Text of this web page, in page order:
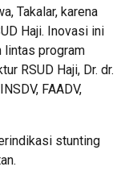
Takalar, karena
Haji. Inovasi ini
lintas program
RSUD Haji, Dr. dr.
FAADV,
stunting